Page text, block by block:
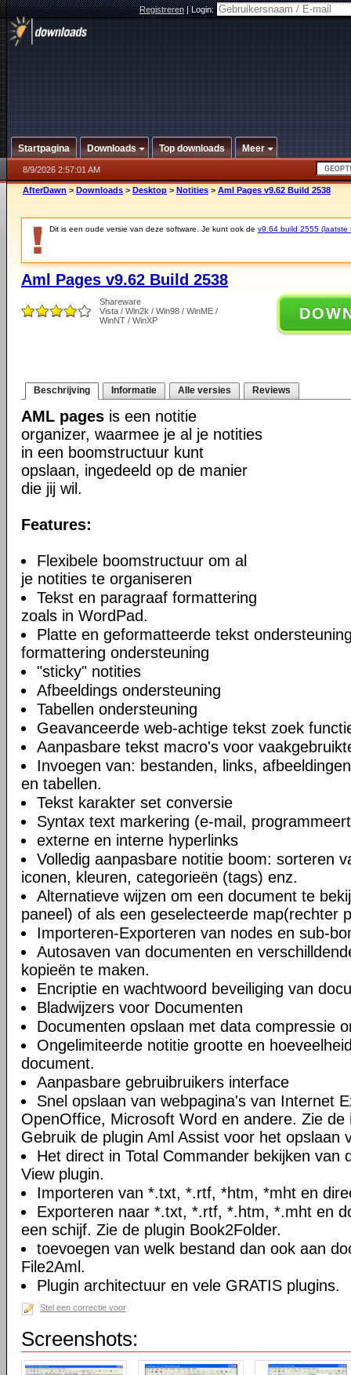
Registreren|Login:
Startpagina Downloads Top downloads Meer
8/9/2026 2:57:01 AM
AfterDawn > Downloads > Desktop > Notities > Aml Pages v9.62 Build 2538
Dit is een oude versie van deze software. Je kunt ook de v9.64 build 2555 (laatste
Aml Pages v9.62 Build 2538
Shareware
Vista / Win2k / Win98 / WinME /
WinNT / WinXP
Beschrijving Informatie Alle versies Reviews
AML pages is een notitie
organizer, waarmee je al je notities
in een boomstructuur kunt
opslaan, ingedeeld op de manier
die jij wil.
Features:
Flexibele boomstructuur om al
je notities te organiseren
Tekst en paragraaf formattering
zoals in WordPad.
Platte en geformatteerde tekst
formattering ondersteuning
"sticky" notities
Afbeeldings ondersteuning
Tabellen ondersteuning
Geavanceerde web-achtige tekst zoek
Aanpasbare tekst macro's voor
Invoegen van: bestanden, links,
en tabellen.
Tekst karakter set conversie
Syntax text markering (e-mail,
externe en interne hyperlinks
Volledig aanpasbare notitie boom: sorteren
iconen, kleuren, categorieën (tags) enz.
Alternatieve wijzen om een document te
paneel) of als een geselecteerde map(rechter
Importeren-Exporteren van nodes en sub-
Autosaven van documenten en
kopieën te maken.
Encriptie en wachtwoord beveiliging van
Bladwijzers voor Documenten
Documenten opslaan met data compressie
Ongelimiteerde notitie grootte en
document.
Aanpasbare gebruibruikers interface
Snel opslaan van webpagina's van Internet
OpenOffice, Microsoft Word en andere. Zie de
Gebruik de plugin Aml Assist voor het opslaan
Het direct in Total Commander bekijken van
View plugin.
Importeren van *.txt, *.rtf, *htm, *mht en
Exporteren naar *.txt, *.rtf, *.htm, *.mht en
een schijf. Zie de plugin Book2Folder.
toevoegen van welk bestand dan ook aan
File2Aml.
Plugin architectuur en vele GRATIS plugins.
Stel een correctie voor
Screenshots: